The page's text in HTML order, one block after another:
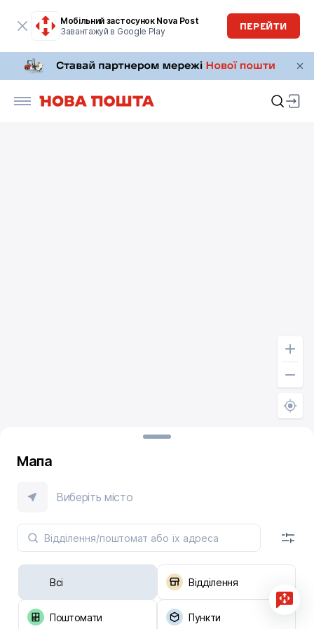
Мобільний застосунок Nova Post
Завантажуй в Google Play
ПЕРЕЙТИ
Мапа
Виберіть місто
Всі Відділення
Поштомати Пункти